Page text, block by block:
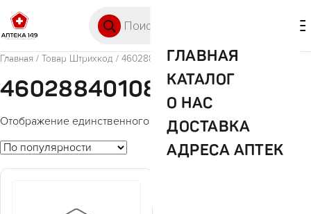
ГЛАВНАЯ
КАТАЛОГ
О НАС
ДОСТАВКА
АДРЕСА АПТЕК
Главная / Товар Штрихкод / 4602884010883
4602884010883
Отображение единственного товара